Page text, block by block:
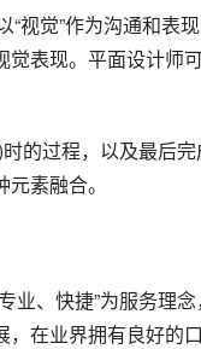
视觉”作为沟通和表
表现。平面设计师
的过程，以及最后
素融合。
、快捷”为服务理
在业界拥有良好的